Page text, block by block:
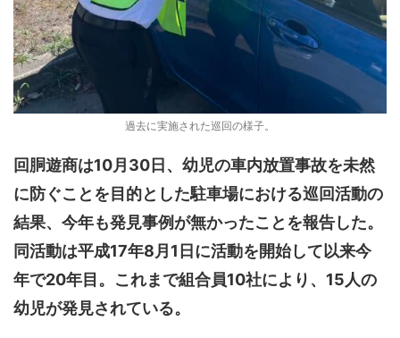
過去に実施された巡回の様子。
回胴遊商は10月30日、幼児の車内放置事故を未然
に防ぐことを目的とした駐車場における巡回活動の
結果、今年も発見事例が無かったことを報告した。
同活動は平成17年8月1日に活動を開始して以来今
年で20年目。これまで組合員10社により、15人の
幼児が発見されている。